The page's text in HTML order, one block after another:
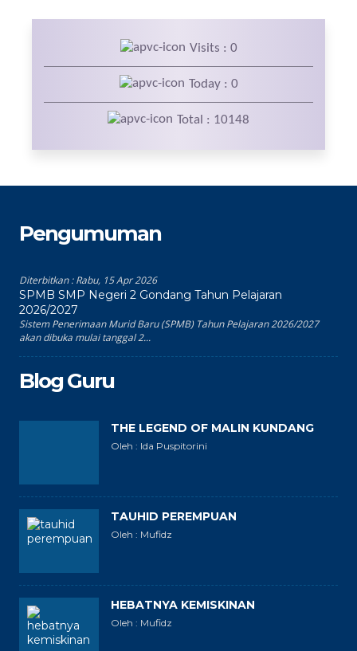
Visits : 0
Today : 0
Total : 10148
Pengumuman
Diterbitkan :Rabu, 15 Apr 2026
SPMB SMP Negeri 2 Gondang Tahun Pelajaran
2026/2027
Sistem Penerimaan Murid Baru (SPMB) Tahun Pelajaran 2026/2027
akan dibuka mulai tanggal 2...
Blog Guru
THE LEGEND OF MALIN KUNDANG
Oleh : Ida Puspitorini
TAUHID PEREMPUAN
Oleh : Mufidz
HEBATNYA KEMISKINAN
Oleh : Mufidz